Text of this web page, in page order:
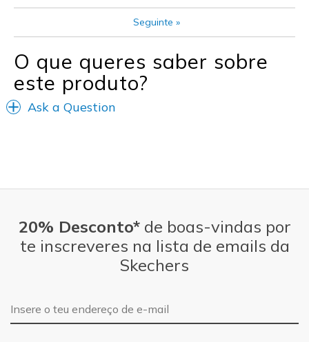
Casual Wear
Going Out
Special Occasions
Travel
Seguinte »
O que queres saber sobre
este produto?
Ask a Question
20% Desconto*de boas-vindas por
te inscreveres na lista de emails da
Skechers
Endereço de e-mail